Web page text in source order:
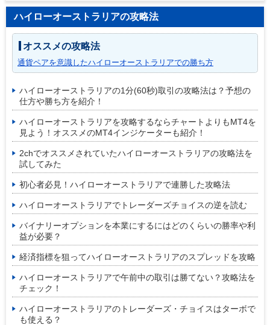
ハイローオーストラリアの攻略法
オススメの攻略法
通貨ペアを意識したハイローオーストラリアでの勝ち方
ハイローオーストラリアの1分(60秒)取引の攻略法は？予想の
仕方や勝ち方を紹介！
ハイローオーストラリアを攻略するならチャートよりもMT4を
見よう！オススメのMT4インジケーターも紹介！
2chでオススメされていたハイローオーストラリアの攻略法を
試してみた
初心者必見！ハイローオーストラリアで連勝した攻略法
ハイローオーストラリアでトレーダーズチョイスの逆を読む
バイナリーオプションを本業にするにはどのくらいの勝率や利
益が必要？
経済指標を狙ってハイローオーストラリアのスプレッドを攻略
ハイローオーストラリアで午前中の取引は勝てない？攻略法を
チェック！
ハイローオーストラリアのトレーダーズ・チョイスはターボで
も使える？